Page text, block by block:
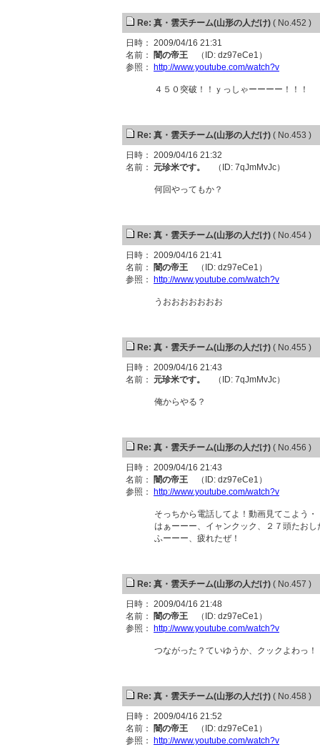
Re: 真・雲天チーム(山形の人だけ) ( No.452 )
日時： 2009/04/16 21:31
名前： 闇の帝王 （ID: dz97eCe1）
参照： http://www.youtube.com/watch?v
４５０突破！！ｙっしゃーーーー！！！
Re: 真・雲天チーム(山形の人だけ) ( No.453 )
日時： 2009/04/16 21:32
名前： 元珍米です。 （ID: 7qJmMvJc）
何回やってもか？
Re: 真・雲天チーム(山形の人だけ) ( No.454 )
日時： 2009/04/16 21:41
名前： 闇の帝王 （ID: dz97eCe1）
参照： http://www.youtube.com/watch?v
うおおおおおおお
Re: 真・雲天チーム(山形の人だけ) ( No.455 )
日時： 2009/04/16 21:43
名前： 元珍米です。 （ID: 7qJmMvJc）
俺からやる？
Re: 真・雲天チーム(山形の人だけ) ( No.456 )
日時： 2009/04/16 21:43
名前： 闇の帝王 （ID: dz97eCe1）
参照： http://www.youtube.com/watch?v
そっちから電話してよ！動画見てこよう・
はぁーーー、イャンクック、２７頭たおし
ふーーー、疲れたぜ！
Re: 真・雲天チーム(山形の人だけ) ( No.457 )
日時： 2009/04/16 21:48
名前： 闇の帝王 （ID: dz97eCe1）
参照： http://www.youtube.com/watch?v
つながった？ていゆうか、クックよわっ！
Re: 真・雲天チーム(山形の人だけ) ( No.458 )
日時： 2009/04/16 21:52
名前： 闇の帝王 （ID: dz97eCe1）
参照： http://www.youtube.com/watch?v